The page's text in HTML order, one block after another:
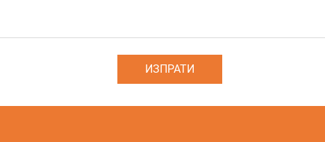
ИЗПРАТИ